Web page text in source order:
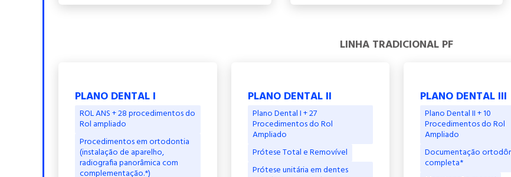
LINHA TRADICIONAL PF
PLANO DENTAL I
ROL ANS + 28 procedimentos do
Rol ampliado
Procedimentos em ortodontia
(instalação de aparelho,
radiografia panorâmica com
complementação.*)
PLANO DENTAL II
Plano Dental I + 27
Procedimentos do Rol
Ampliado
Prótese Total e Removível
Prótese unitária em dentes
PLANO DENTAL III
Plano Dental II + 10
Procedimentos do Rol
Ampliado
Documentação
completa*